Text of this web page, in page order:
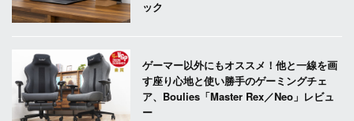
ック
ゲーマー以外にもオススメ！他と一線を画
す座り心地と使い勝手のゲーミングチェ
ア、Boulies「Master Rex／Neo」レビュ
ー